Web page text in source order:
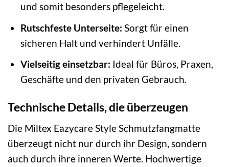
und somit besonders pflegeleicht.
Rutschfeste Unterseite: Sorgt für einen
sicheren Halt und verhindert Unfälle.
Vielseitig einsetzbar: Ideal für Büros, Praxen,
Geschäfte und den privaten Gebrauch.
Technische Details, die überzeugen
Die Miltex Eazycare Style Schmutzfangmatte
überzeugt nicht nur durch ihr Design, sondern
auch durch ihre inneren Werte. Hochwertige